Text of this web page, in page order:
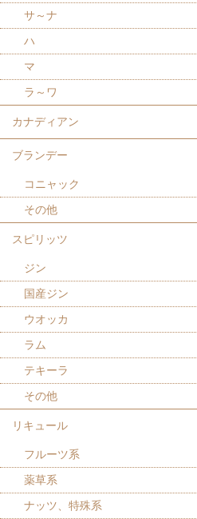
サ～ナ
ハ
マ
ラ～ワ
カナディアン
ブランデー
コニャック
その他
スピリッツ
ジン
国産ジン
ウオッカ
ラム
テキーラ
その他
リキュール
フルーツ系
薬草系
ナッツ、特殊系